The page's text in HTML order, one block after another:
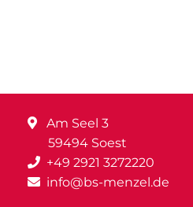
Am Seel 3
59494 Soest
+49 2921 3272220
info@bs-menzel.de